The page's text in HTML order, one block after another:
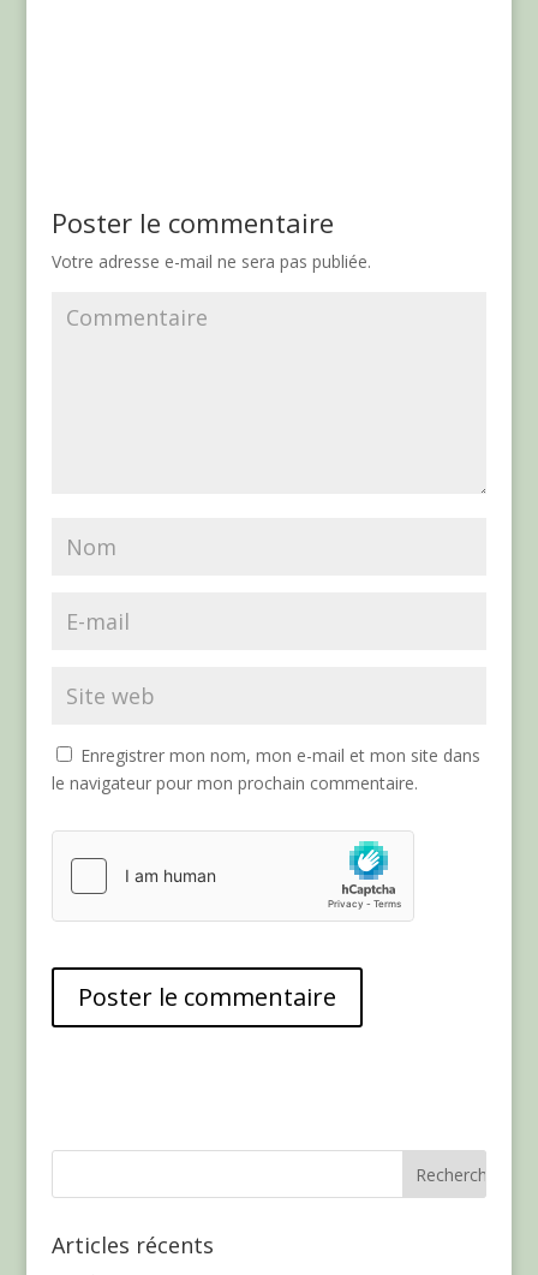
Poster le commentaire
Votre adresse e-mail ne sera pas publiée.
Enregistrer mon nom, mon e-mail et mon site dans
le navigateur pour mon prochain commentaire.
Articles récents